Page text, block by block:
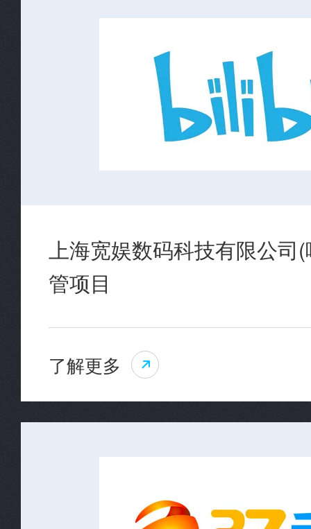
上海宽娱数码科技有限公司
管项目
了解更多 